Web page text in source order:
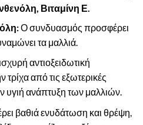
Βιταμίνη Ε.
Ο συνδυασμός προσφέρει
τα μαλλιά.
αντιοξειδωτική
τρίχα από τις εξωτερικές
υγιή ανάπτυξη των μαλλιών.
βαθιά ενυδάτωση και θρέψη,